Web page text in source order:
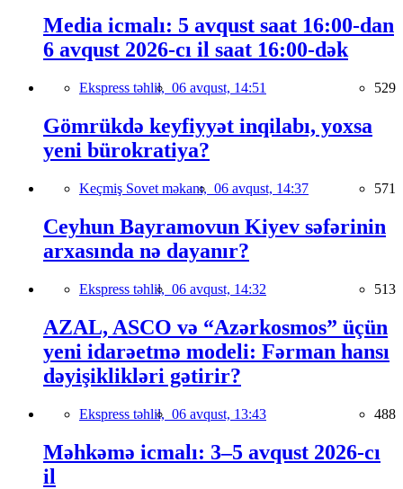
Media icmalı: 5 avqust saat 16:00-dan
6 avqust 2026-cı il saat 16:00-dək
Ekspress təhlil, 06 avqust, 14:51 529
Gömrükdə keyfiyyət inqilabı, yoxsa
yeni bürokratiya?
Keçmiş Sovet məkanı, 06 avqust, 14:37 571
Ceyhun Bayramovun Kiyev səfərinin
arxasında nə dayanır?
Ekspress təhlil, 06 avqust, 14:32 513
AZAL, ASCO və “Azərkosmos” üçün
yeni idarəetmə modeli: Fərman hansı
dəyişiklikləri gətirir?
Ekspress təhlil, 06 avqust, 13:43 488
Məhkəmə icmalı: 3–5 avqust 2026-cı
il